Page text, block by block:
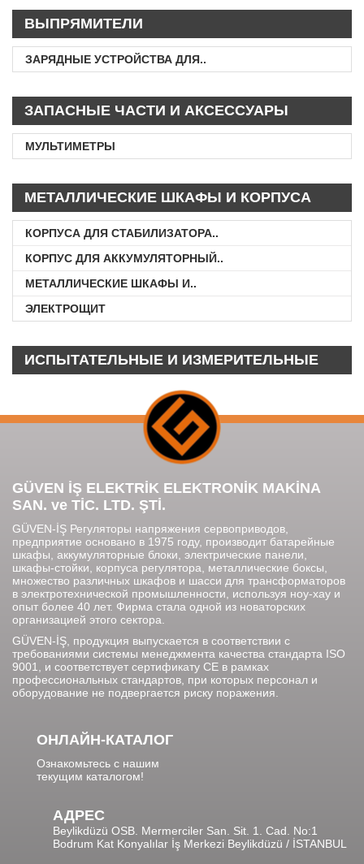
ВЫПРЯМИТЕЛИ
ЗАРЯДНЫЕ УСТРОЙСТВА ДЛЯ..
ЗАПАСНЫЕ ЧАСТИ И АКСЕССУАРЫ
МУЛЬТИМЕТРЫ
МЕТАЛЛИЧЕСКИЕ ШКАФЫ И КОРПУСА
КОРПУСА ДЛЯ СТАБИЛИЗАТОРА..
КОРПУС ДЛЯ АККУМУЛЯТОРНЫЙ..
МЕТАЛЛИЧЕСКИЕ ШКАФЫ И..
ЭЛЕКТРОЩИТ
ИСПЫТАТЕЛЬНЫЕ И ИЗМЕРИТЕЛЬНЫЕ
GÜVEN İŞ ELEKTRİK ELEKTRONİK MAKİNA
SAN. ve TİC. LTD. ŞTİ.
GÜVEN-İŞ Регуляторы напряжения сервоприводов,
предприятие основано в 1975 году, производит батарейные
шкафы, аккумуляторные блоки, электрические панели,
шкафы-стойки, корпуса регулятора, металлические боксы,
множество различных шкафов и шасси для трансформаторов
в электротехнической промышленности, используя ноу-хау и
опыт более 40 лет. Фирма стала одной из новаторских
организацией этого сектора.
GÜVEN-İŞ, продукция выпускается в соответствии с
требованиями системы менеджмента качества стандарта ISO
9001, и соответствует сертификату CE в рамках
профессиональных стандартов, при которых персонал и
оборудование не подвергается риску поражения.
ОНЛАЙН-КАТАЛОГ
Ознакомьтесь с нашим
текущим каталогом!
АДРЕС
Beylikdüzü OSB. Mermerciler San. Sit. 1. Cad. No:1
Bodrum Kat Konyalılar İş Merkezi Beylikdüzü / İSTANBUL